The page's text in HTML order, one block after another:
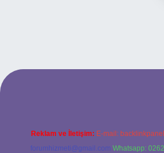
betexper
Reklam ve İletişim: E-mail:
forumhizmeti@gmail.com Whatsapp: